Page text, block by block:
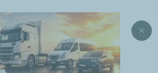
Cambio de aceite ¿Vale la pena cambiar